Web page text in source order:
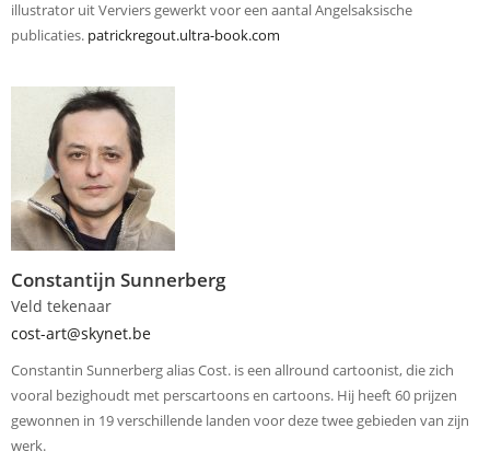
illustrator uit Verviers gewerkt voor een aantal Angelsaksische
publicaties. patrickregout.ultra-book.com
Constantijn Sunnerberg
Veld tekenaar
cost-art@skynet.be
Constantin Sunnerberg alias Cost. is een allround cartoonist, die zich
vooral bezighoudt met perscartoons en cartoons. Hij heeft 60 prijzen
gewonnen in 19 verschillende landen voor deze twee gebieden van zijn
werk.